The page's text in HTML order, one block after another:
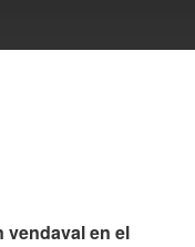
vendaval en el